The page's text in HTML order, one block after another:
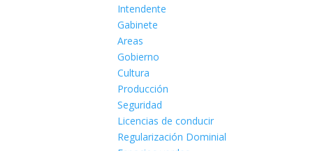
Intendente
Gabinete
Areas
Gobierno
Cultura
Producción
Seguridad
Licencias de conducir
Regularización Dominial